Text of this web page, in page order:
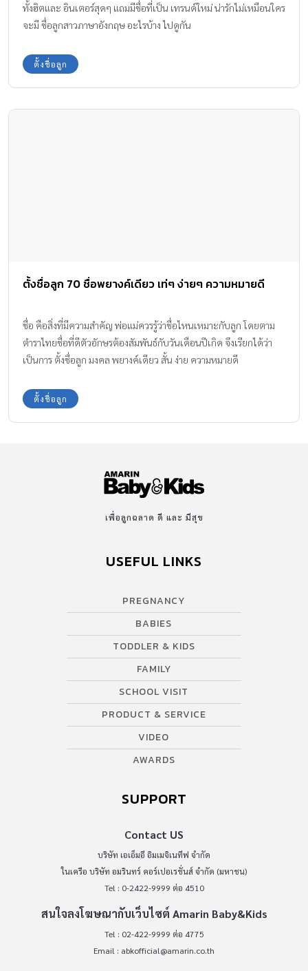
ทั้งฮิตและ อินเตอร์สุดๆ แถมมีชื่อที่เป็น เทรนด์ใหม่ น่ารักไม่เหมือนใคร
จะมี ชื่อลูกสาวภาษาอังกฤษ อะไรบ้าง ไปดูกัน
ตั้งชื่อลูก
ตั้งชื่อลูก 70 ชื่อพยางค์เดียว เท่ๆ ง่ายๆ ความหมายดี
ชื่อ คือสิ่งที่มีความสำคัญ พ่อแม่ควรรู้ว่าชื่อไหนเหมาะกับลูก โดยตาม
ตำราไทยชื่อที่ดีตัวอักษรต้องสัมพันธ์กับวันเดือนปีเกิด จึงเรียกได้ว่า
เป็นการ ตั้งชื่อลูก มงคล พยางค์เดียว สั้น ง่าย ความหมายดี
ตั้งชื่อลูก
เพื่อลูกฉลาด ดี และ มีสุข
USEFUL LINKS
PREGNANCY
BABIES
TODDLER & KIDS
FAMILY
SCHOOL VISIT
PRODUCT & SERVICE
VIDEO
AWARDS
SUPPORT
Contact US
บริษัท เอเอ็มอี อิมเมจิเนทีฟ จำกัด
ในเครือ บริษัท อมรินทร์ คอร์เปอเรชั่นส์ จำกัด (มหาชน)
Tel : 0-2422-9999 ต่อ 4510
สนใจลงโฆษณากับเว็บไซต์ Amarin Baby&Kids
Tel : 02-422-9999 ต่อ 4775
Email : abkofficial@amarin.co.th